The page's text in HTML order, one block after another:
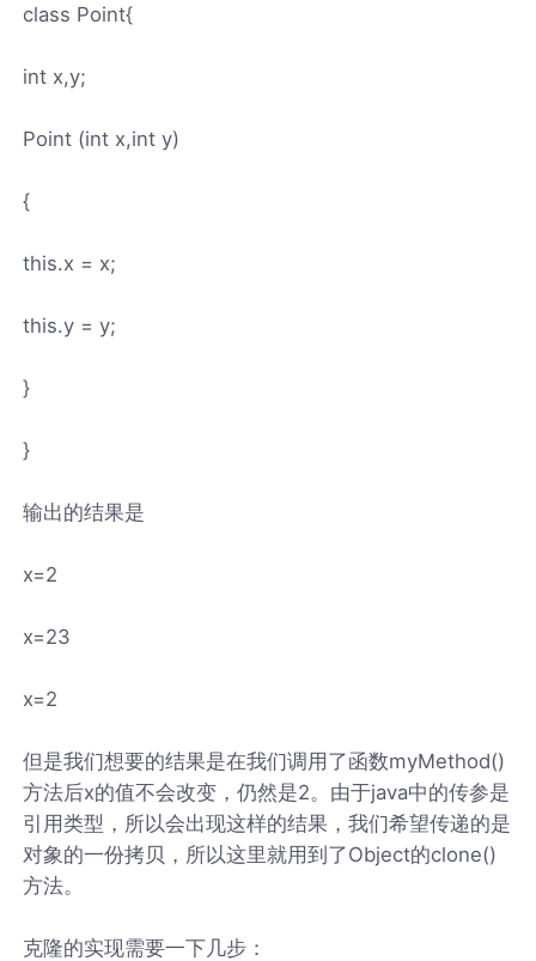
class Point{
int x,y;
Point (int x,int y)
{
this.x = x;
this.y = y;
}
}
输出的结果是
x=2
x=23
x=2
但是我们想要的结果是在我们调用了函数myMethod()
方法后x的值不会改变，仍然是2。由于java中的传参是
引用类型，所以会出现这样的结果，我们希望传递的是
对象的一份拷贝，所以这里就用到了Object的clone()
方法。
克隆的实现需要一下几步：